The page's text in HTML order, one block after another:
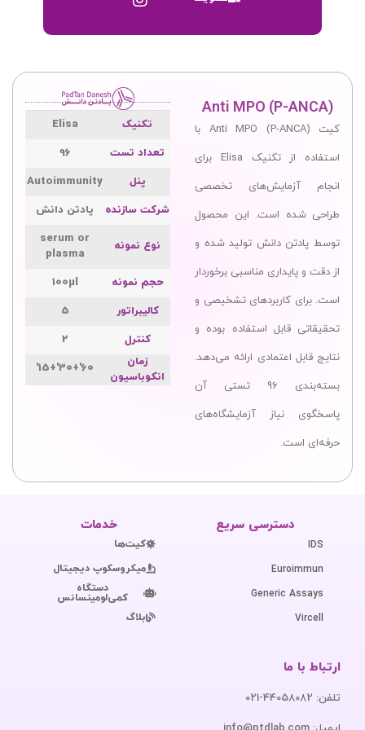
Anti MPO (P-ANCA)
کیت Anti MPO (P-ANCA) با
استفاده از تکنیک Elisa برای
انجام آزمایش‌های تخصصی
طراحی شده است. این محصول
توسط پادتن ‌دانش تولید شده و
از دقت و پایداری مناسبی برخوردار
است. برای کاربردهای تشخیصی و
تحقیقاتی قابل استفاده بوده و
نتایج قابل اعتمادی ارائه می‌دهد.
بسته‌بندی 96 تستی آن
پاسخگوی نیاز آزمایشگاه‌های
حرفه‌ای است.
تکنیک
Elisa
تعداد تست
96
پنل
Autoimmunity
شرکت سازنده
پادتن ‌دانش
نوع نمونه
serum or
plasma
حجم نمونه
100µl
کالیبراتور
5
کنترل
2
زمان
انکوباسیون
60'+30'+15'
دسترسی سریع
IDS
Euroimmun
Generic Assays
Vircell
خدمات
کیت‌ها
میکروسکوپ دیجیتال
دستگاه
کمی‌لومینسانس
بلاگ
ارتباط با ما
تلفن: 44058082-021